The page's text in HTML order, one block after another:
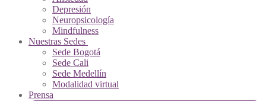
Depresión
Neuropsicología
Mindfulness
Nuestras Sedes
Sede Bogotá
Sede Cali
Sede Medellín
Modalidad virtual
Prensa